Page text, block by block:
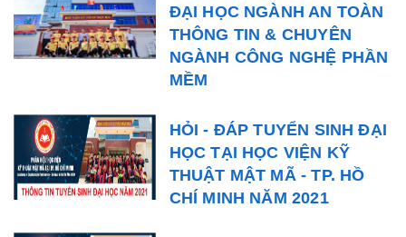
ĐẠI HỌC NGÀNH AN TOÀN
THÔNG TIN & CHUYÊN
NGÀNH CÔNG NGHỆ PHẦN
MỀM
HỎI - ĐÁP TUYỂN SINH ĐẠI
HỌC TẠI HỌC VIỆN KỸ
THUẬT MẬT MÃ - TP. HỒ
CHÍ MINH NĂM 2021